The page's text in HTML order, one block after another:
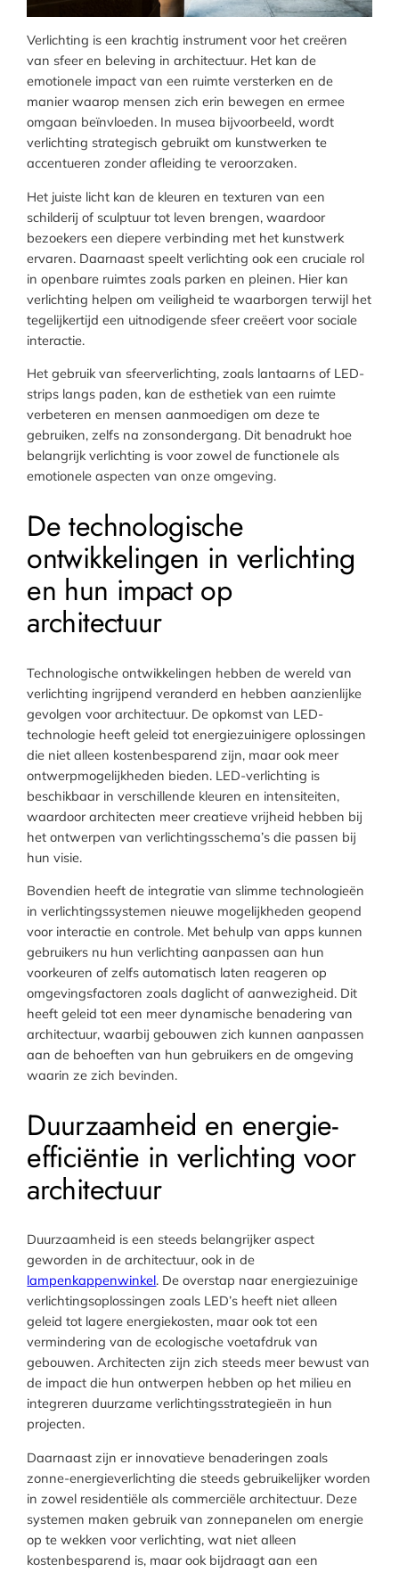
Verlichting is een krachtig instrument voor het creëren
van sfeer en beleving in architectuur. Het kan de
emotionele impact van een ruimte versterken en de
manier waarop mensen zich erin bewegen en ermee
omgaan beïnvloeden. In musea bijvoorbeeld, wordt
verlichting strategisch gebruikt om kunstwerken te
accentueren zonder afleiding te veroorzaken.
Het juiste licht kan de kleuren en texturen van een
schilderij of sculptuur tot leven brengen, waardoor
bezoekers een diepere verbinding met het kunstwerk
ervaren. Daarnaast speelt verlichting ook een cruciale rol
in openbare ruimtes zoals parken en pleinen. Hier kan
verlichting helpen om veiligheid te waarborgen terwijl het
tegelijkertijd een uitnodigende sfeer creëert voor sociale
interactie.
Het gebruik van sfeerverlichting, zoals lantaarns of LED-
strips langs paden, kan de esthetiek van een ruimte
verbeteren en mensen aanmoedigen om deze te
gebruiken, zelfs na zonsondergang. Dit benadrukt hoe
belangrijk verlichting is voor zowel de functionele als
emotionele aspecten van onze omgeving.
De technologische
ontwikkelingen in verlichting
en hun impact op
architectuur
Technologische ontwikkelingen hebben de wereld van
verlichting ingrijpend veranderd en hebben aanzienlijke
gevolgen voor architectuur. De opkomst van LED-
technologie heeft geleid tot energiezuinigere oplossingen
die niet alleen kostenbesparend zijn, maar ook meer
ontwerpmogelijkheden bieden. LED-verlichting is
beschikbaar in verschillende kleuren en intensiteiten,
waardoor architecten meer creatieve vrijheid hebben bij
het ontwerpen van verlichtingsschema’s die passen bij
hun visie.
Bovendien heeft de integratie van slimme technologieën
in verlichtingssystemen nieuwe mogelijkheden geopend
voor interactie en controle. Met behulp van apps kunnen
gebruikers nu hun verlichting aanpassen aan hun
voorkeuren of zelfs automatisch laten reageren op
omgevingsfactoren zoals daglicht of aanwezigheid. Dit
heeft geleid tot een meer dynamische benadering van
architectuur, waarbij gebouwen zich kunnen aanpassen
aan de behoeften van hun gebruikers en de omgeving
waarin ze zich bevinden.
Duurzaamheid en energie-
efficiëntie in verlichting voor
architectuur
Duurzaamheid is een steeds belangrijker aspect
geworden in de architectuur, ook in de
lampenkappenwinkel. De overstap naar energiezuinige
verlichtingsoplossingen zoals LED’s heeft niet alleen
geleid tot lagere energiekosten, maar ook tot een
vermindering van de ecologische voetafdruk van
gebouwen. Architecten zijn zich steeds meer bewust van
de impact die hun ontwerpen hebben op het milieu en
integreren duurzame verlichtingsstrategieën in hun
projecten.
Daarnaast zijn er innovatieve benaderingen zoals
zonne-energieverlichting die steeds gebruikelijker worden
in zowel residentiële als commerciële architectuur. Deze
systemen maken gebruik van zonnepanelen om energie
op te wekken voor verlichting, wat niet alleen
kostenbesparend is, maar ook bijdraagt aan een